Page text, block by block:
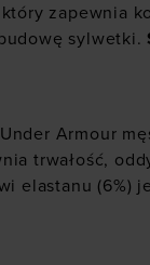
zapewnia
sylwetki.
Armour
trwałość,
elastanu (6%)